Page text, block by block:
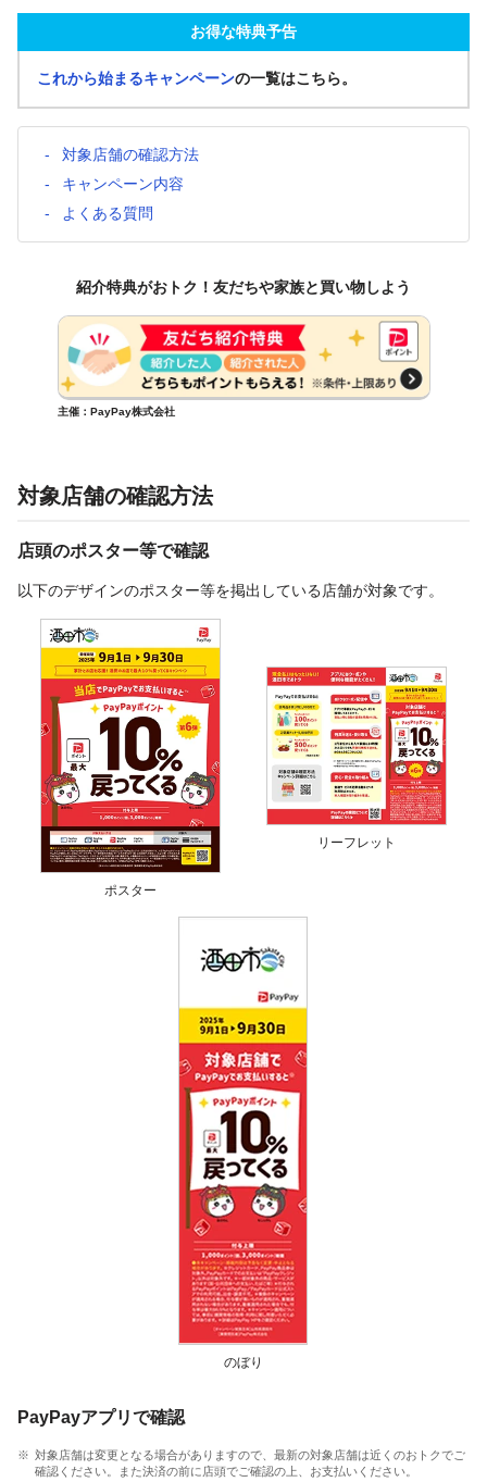
お得な特典予告
これから始まるキャンペーンの一覧はこちら。
対象店舗の確認方法
キャンペーン内容
よくある質問
紹介特典がおトク！友だちや家族と買い物しよう
主催：PayPay株式会社
対象店舗の確認方法
店頭のポスター等で確認
以下のデザインのポスター等を掲出している店舗が対象です。
ポスター
リーフレット
のぼり
PayPayアプリで確認
対象店舗は変更となる場合がありますので、最新の対象店舗は近くのおトクでご
確認ください。また決済の前に店頭でご確認の上、お支払いください。